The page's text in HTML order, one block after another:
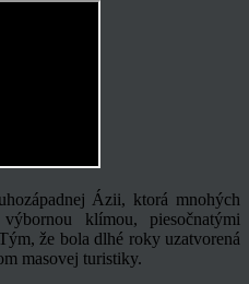
Ázii, ktorá mnohých
klímou, piesočnatými
že bola dlhé roky uzatvorená
masovej turistiky.